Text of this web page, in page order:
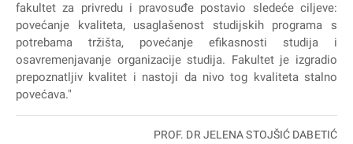
fakultet za privredu i pravosuđe postavio sledeće ciljeve:
povećanje kvaliteta, usaglašenost studijskih programa s
potrebama tržišta, povećanje efikasnosti studija i
osavremenjavanje organizacije studija. Fakultet je izgradio
prepoznatljiv kvalitet i nastoji da nivo tog kvaliteta stalno
povećava."
PROF. DR JELENA STOJŠIĆ DABETIĆ